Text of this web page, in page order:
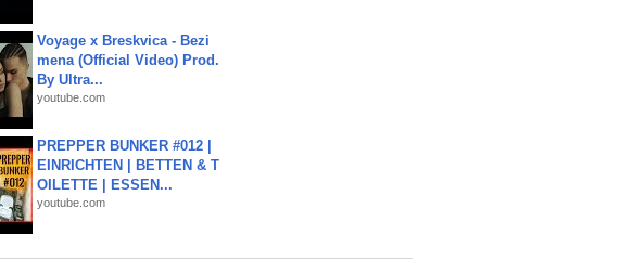
Voyage x Breskvica - Bezi
mena (Official Video) Prod.
By Ultra...
youtube.com
PREPPER BUNKER #012 |
EINRICHTEN | BETTEN & T
OILETTE | ESSEN...
youtube.com